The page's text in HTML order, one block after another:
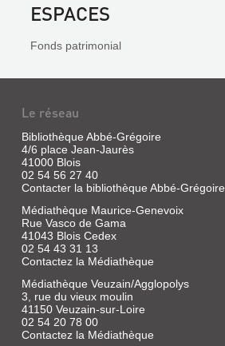
ESPACES
Fonds patrimonial
Le réseau
Bibliothèque Abbé-Grégoire
4/6 place Jean-Jaurès
41000 Blois
02 54 56 27 40
Contacter la bibliothèque Abbé-Grégoire
Médiathèque Maurice-Genevoix
Rue Vasco de Gama
41043 Blois Cedex
02 54 43 31 13
Contactez la Médiathèque
Médiathèque Veuzain/Agglopolys
3, rue du vieux moulin
41150 Veuzain-sur-Loire
02 54 20 78 00
Contactez la Médiathèque